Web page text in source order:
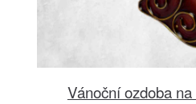
Vánoční ozdoba